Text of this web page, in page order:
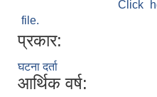
Click
file.
प्रकार:
घटना दर्ता
आर्थिक वर्ष: